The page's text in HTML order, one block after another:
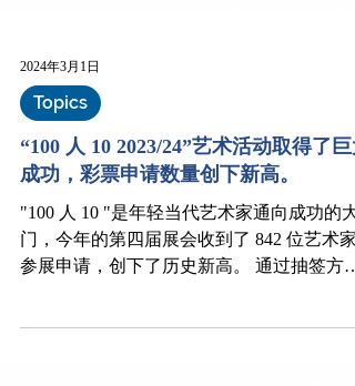
2024年3月1日
Topics
“100 人 10 2023/24”艺术活动取得了巨
成功，彩票申请数量创下新高。
"100 人 10 "是年轻当代艺术家通向成功的大
门，今年的第四届展会收到了 842 位艺术家
销售作品的申请数量达到了创纪录的 963 份